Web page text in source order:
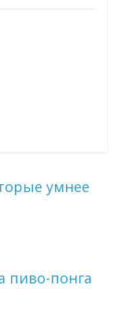
умнее
пиво-понга